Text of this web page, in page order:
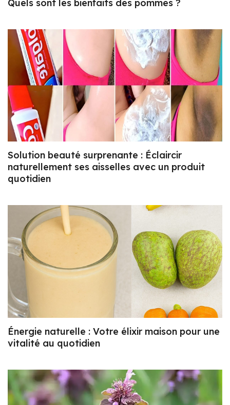
Quels sont les bienfaits des pommes ?
Solution beauté surprenante : Éclaircir
naturellement ses aisselles avec un produit
quotidien
Énergie naturelle : Votre élixir maison pour une
vitalité au quotidien